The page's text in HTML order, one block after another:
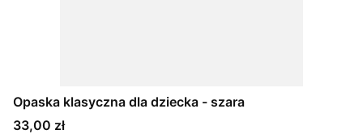
Opaska klasyczna dla dziecka - szara
Cena
33,00 zł